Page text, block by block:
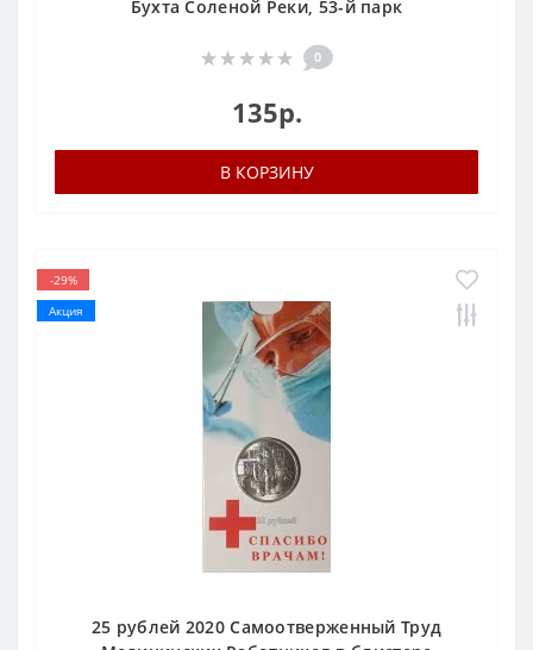
Бухта Соленой Реки, 53-й парк
0
135р.
В КОРЗИНУ
-29%
Акция
25 рублей 2020 Самоотверженный Труд